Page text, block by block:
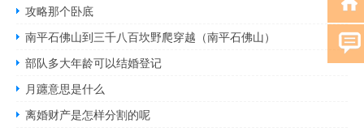
攻略那个卧底
南平石佛山到三千八百坎野爬穿越（南平石佛山）
部队多大年龄可以结婚登记
月躔意思是什么
离婚财产是怎样分割的呢